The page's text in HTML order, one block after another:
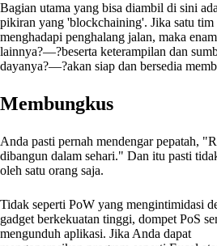
Bagian utama yang bisa diambil di sini
pikiran yang 'blockchaining'. Jika satu tim
menghadapi penghalang jalan, maka
lainnya?—?beserta keterampilan dan
dayanya?—?akan siap dan bersedia
Membungkus
Anda pasti pernah mendengar pepatah,
dibangun dalam sehari." Dan itu pasti
oleh satu orang saja.
Tidak seperti PoW yang mengintimidasi
gadget berkekuatan tinggi, dompet PoS
mengunduh aplikasi. Jika Anda dapat